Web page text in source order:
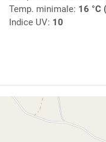
Temp. minimale: 16 °C
Indice UV: 10